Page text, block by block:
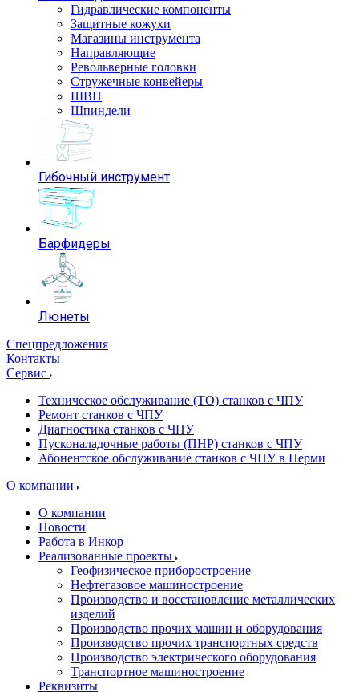
Гидравлические компоненты
Защитные кожухи
Магазины инструмента
Направляющие
Револьверные головки
Стружечные конвейеры
ШВП
Шпиндели
Гибочный инструмент
Барфидеры
Люнеты
Спецпредложения
Контакты
Сервис
Техническое обслуживание (ТО) станков с ЧПУ
Ремонт станков с ЧПУ
Диагностика станков с ЧПУ
Пусконаладочные работы (ПНР) станков с ЧПУ
Абонентское обслуживание станков с ЧПУ в Перми
О компании
О компании
Новости
Работа в Инкор
Реализованные проекты
Геофизическое приборостроение
Нефтегазовое машиностроение
Производство и восстановление металлических
изделий
Производство прочих машин и оборудования
Производство прочих транспортных средств
Производство электрического оборудования
Транспортное машиностроение
Реквизиты